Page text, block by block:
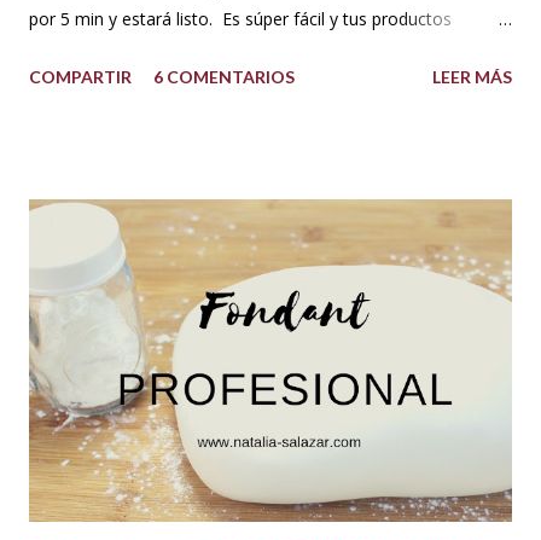
por 5 min y estará listo. Es súper fácil y tus productos
USOS: Siempre que hacemos una torta cubierta
porque el producto estaba muy seco al salir del horno o
porque la receta era básica como suelen ser los bizcochuelos
de batido liviano como el Genovés, Angel cake, etc. Así tus
tortas y pasteles te quedarán húmedos y mucho más
sabrosos. Los jarabes pueden ser de diferentes sabores, de
acuerdo a los ingredientes que usemos. Aquí te comparto
una...
COMPARTIR 6 COMENTARIOS LEER MÁS